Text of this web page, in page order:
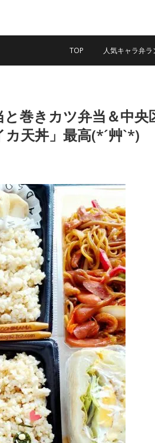
TOP 人気キャラ弁
巻きカツ弁当＆中
天丼」最高(*´艸`*)